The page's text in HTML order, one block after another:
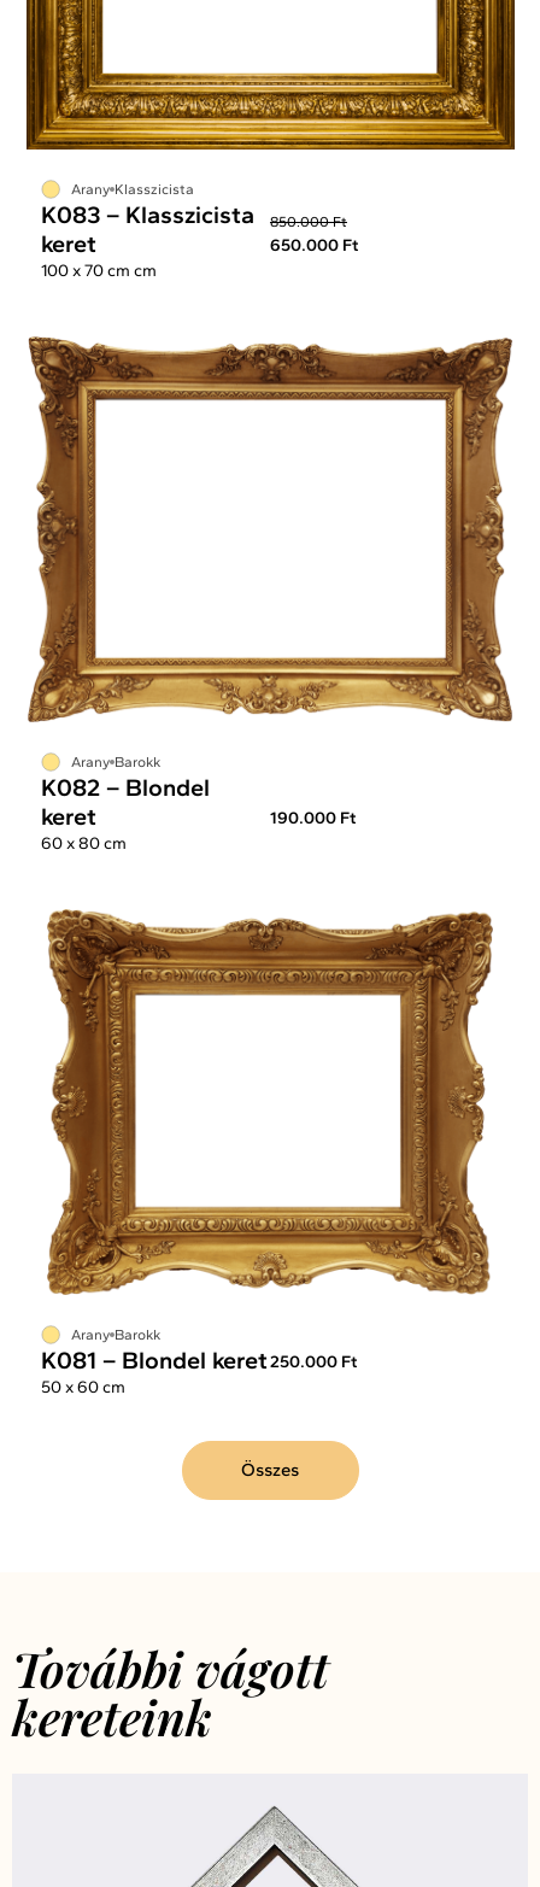
Arany Klasszicista
K083 – Klasszicista
keret
850.000 Ft
650.000 Ft
100 x 70 cm cm
Arany Barokk
K082 – Blondel
keret
190.000 Ft
60 x 80 cm
Arany Barokk
K081 – Blondel keret250.000 Ft
50 x 60 cm
Összes
További vágott
kereteink